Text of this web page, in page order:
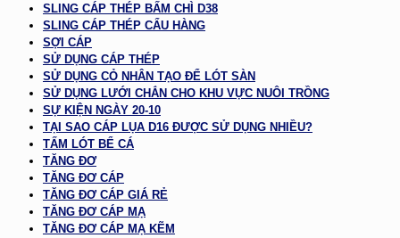
SLING CÁP THÉP BẤM CHÌ D38
SLING CÁP THÉP CẨU HÀNG
SỢI CÁP
SỬ DỤNG CÁP THÉP
SỬ DỤNG CỎ NHÂN TẠO ĐỂ LÓT SÀN
SỬ DỤNG LƯỚI CHẮN CHO KHU VỰC NUÔI TRỒNG
SỰ KIỆN NGÀY 20-10
TẠI SAO CÁP LỤA D16 ĐƯỢC SỬ DỤNG NHIỀU?
TẤM LÓT BỂ CÁ
TĂNG ĐƠ
TĂNG ĐƠ CÁP
TĂNG ĐƠ CÁP GIÁ RẺ
TĂNG ĐƠ CÁP MẠ
TĂNG ĐƠ CÁP MẠ KẼM